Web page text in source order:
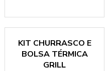
KIT CHURRASCO E
BOLSA TÉRMICA
GRILL